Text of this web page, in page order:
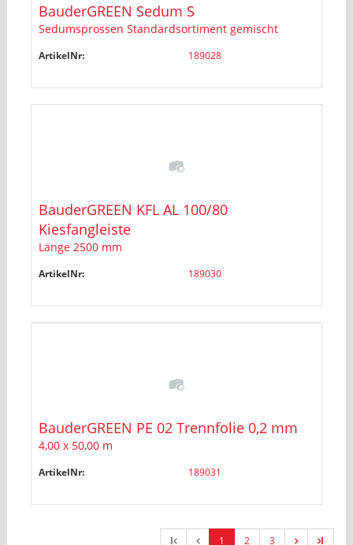
BauderGREEN Sedum S
Sedumsprossen Standardsortiment gemischt
ArtikelNr: 189028
BauderGREEN KFL AL 100/80
Kiesfangleiste
Länge 2500 mm
ArtikelNr: 189030
BauderGREEN PE 02 Trennfolie 0,2 mm
4,00 x 50,00 m
ArtikelNr: 189031
l 1 2 3 l